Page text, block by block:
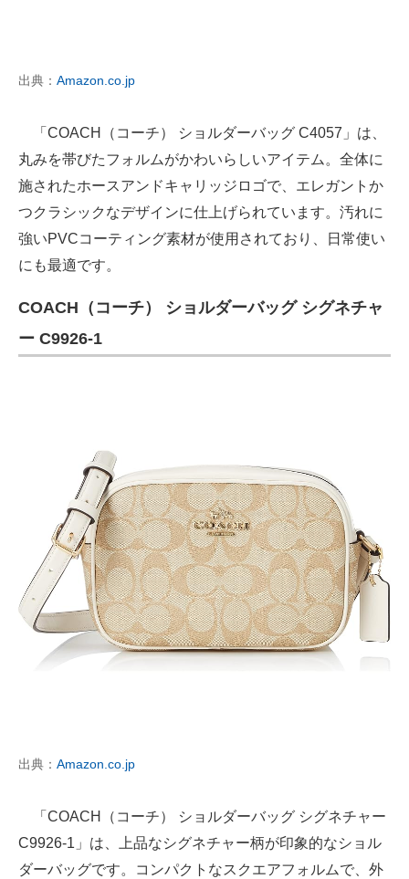
出典： Amazon.co.jp
「COACH（コーチ） ショルダーバッグ C4057」は、
丸みを帯びたフォルムがかわいらしいアイテム。全体に
施されたホースアンドキャリッジロゴで、エレガントか
つクラシックなデザインに仕上げられています。汚れに
強いPVCコーティング素材が使用されており、日常使い
にも最適です。
COACH（コーチ） ショルダーバッグ シグネチャ
ー C9926-1
出典： Amazon.co.jp
「COACH（コーチ） ショルダーバッグ シグネチャー
C9926-1」は、上品なシグネチャー柄が印象的なショル
ダーバッグです。コンパクトなスクエアフォルムで、外